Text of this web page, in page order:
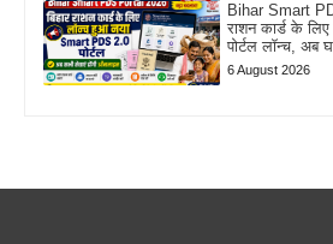
Bihar Smart
राशन कार्ड के
पोर्टल लॉन्च, अब
6 August 2026